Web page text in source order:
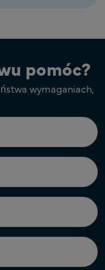
pomóc?
wymaganiach,